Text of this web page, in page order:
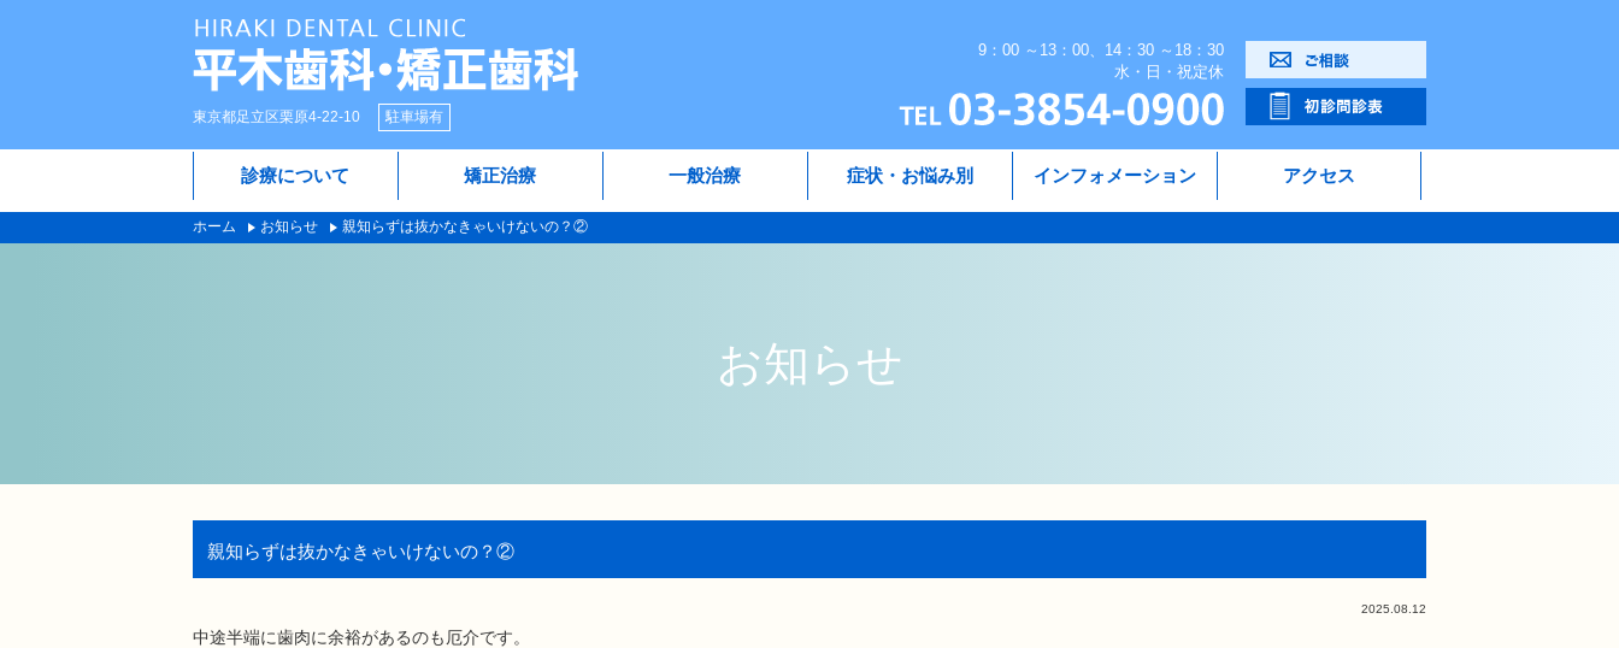
東京都足立区栗原4-22-10 駐車場有
9：00 ～13：00、14：30 ～18：30
水・日・祝定休
診療について 矯正治療 一般治療 症状・お悩み別 インフォメーション アクセス
ホーム お知らせ 親知らずは抜かなきゃいけないの？②
お知らせ
親知らずは抜かなきゃいけないの？②
2025.08.12
中途半端に歯肉に余裕があるのも厄介です。